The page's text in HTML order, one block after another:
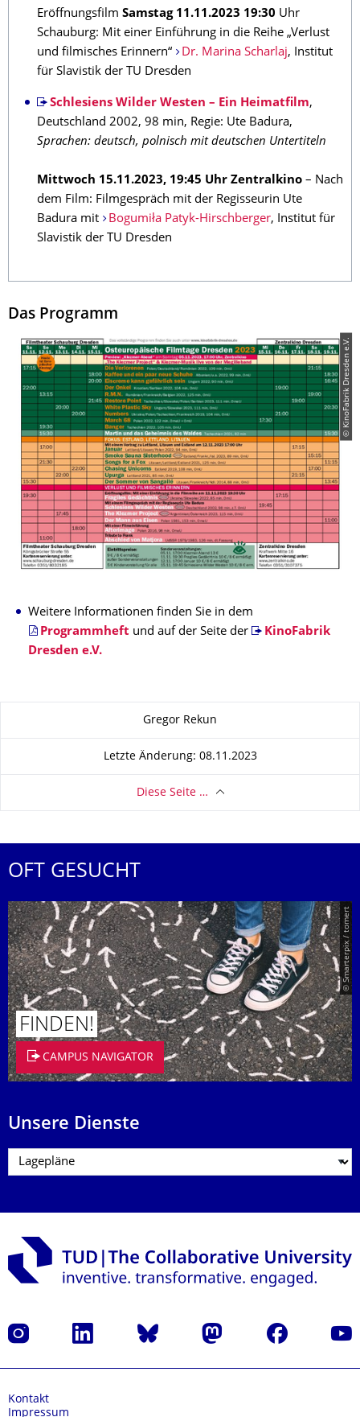
Eröffnungsfilm Samstag 11.11.2023 19:30 Uhr
Schauburg: Mit einer Einführung in die Reihe „Verlust
und filmisches Erinnern“
Dr. Marina Scharlaj, Institut
für Slavistik der TU Dresden
Schlesiens Wilder Westen – Ein Heimatfilm,
Deutschland 2002, 98 min, Regie: Ute Badura,
Sprachen: deutsch, polnisch mit deutschen Untertiteln
Mittwoch 15.11.2023, 19:45 Uhr Zentralkino – Nach
dem Film: Filmgespräch mit der Regisseurin Ute
Badura mit
Bogumiła Patyk-Hirschberger, Institut für
Slavistik der TU Dresden
Das Programm
© KinoFabrik Dresden e.V.
Weitere Informationen finden Sie in dem
Programmheft und auf der Seite der
KinoFabrik
Dresden e.V.
Gregor Rekun
Letzte Änderung: 08.11.2023
Diese Seite …
OFT GESUCHT
© Smarterpix / tomert
FINDEN!
CAMPUS NAVIGATOR
Unsere Dienste
Instagram LinkedIn Bluesky Mastodon Facebook
Kontakt
Impressum